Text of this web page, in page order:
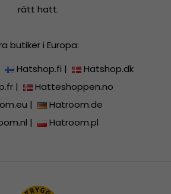
rätt hatt.
butiker i Europa:
Hatshop.fi |
Hatshop.dk
|
Hatteshoppen.no
|
Hatroom.de
| Hatroom.pl